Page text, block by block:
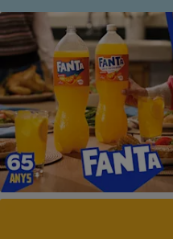
Se't fa la boca Fanta. Wanta?